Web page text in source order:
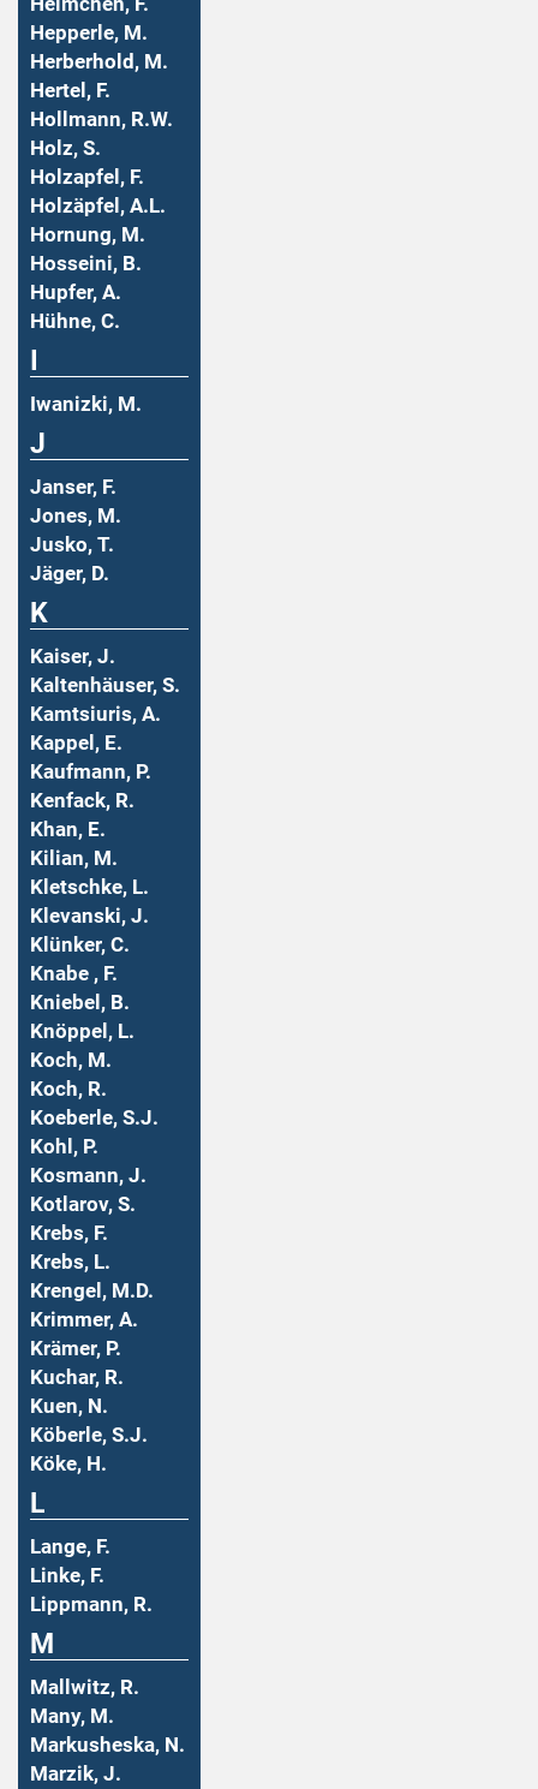
Hepperle, M.
Herberhold, M.
Hertel, F.
Hollmann, R.W.
Holz, S.
Holzapfel, F.
Holzäpfel, A.L.
Hornung, M.
Hosseini, B.
Hupfer, A.
Hühne, C.
Iwanizki, M.
J
Janser, F.
Jones, M.
Jusko, T.
Jäger, D.
K
Kaiser, J.
Kaltenhäuser, S.
Kamtsiuris, A.
Kappel, E.
Kaufmann, P.
Kenfack, R.
Khan, E.
Kilian, M.
Kletschke, L.
Klevanski, J.
Klünker, C.
Knabe , F.
Kniebel, B.
Knöppel, L.
Koch, M.
Koch, R.
Koeberle, S.J.
Kohl, P.
Kosmann, J.
Kotlarov, S.
Krebs, F.
Krebs, L.
Krengel, M.D.
Krimmer, A.
Krämer, P.
Kuchar, R.
Kuen, N.
Köberle, S.J.
Köke, H.
L
Lange, F.
Linke, F.
Lippmann, R.
M
Mallwitz, R.
Many, M.
Markusheska, N.
Marzik, J.